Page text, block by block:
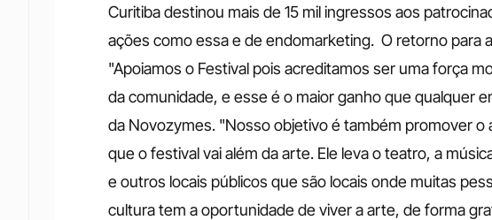
Curitiba destinou mais de 15 mil ingressos aos
ações como essa e de endomarketing.  O retorno para
"Apoiamos o Festival pois acreditamos ser uma força
da comunidade, e esse é o maior ganho que qualquer
da Novozymes. "Nosso objetivo é também promover o
que o festival vai além da arte. Ele leva o teatro, a
e outros locais públicos que são locais onde muitas
cultura tem a oportunidade de viver a arte, de forma